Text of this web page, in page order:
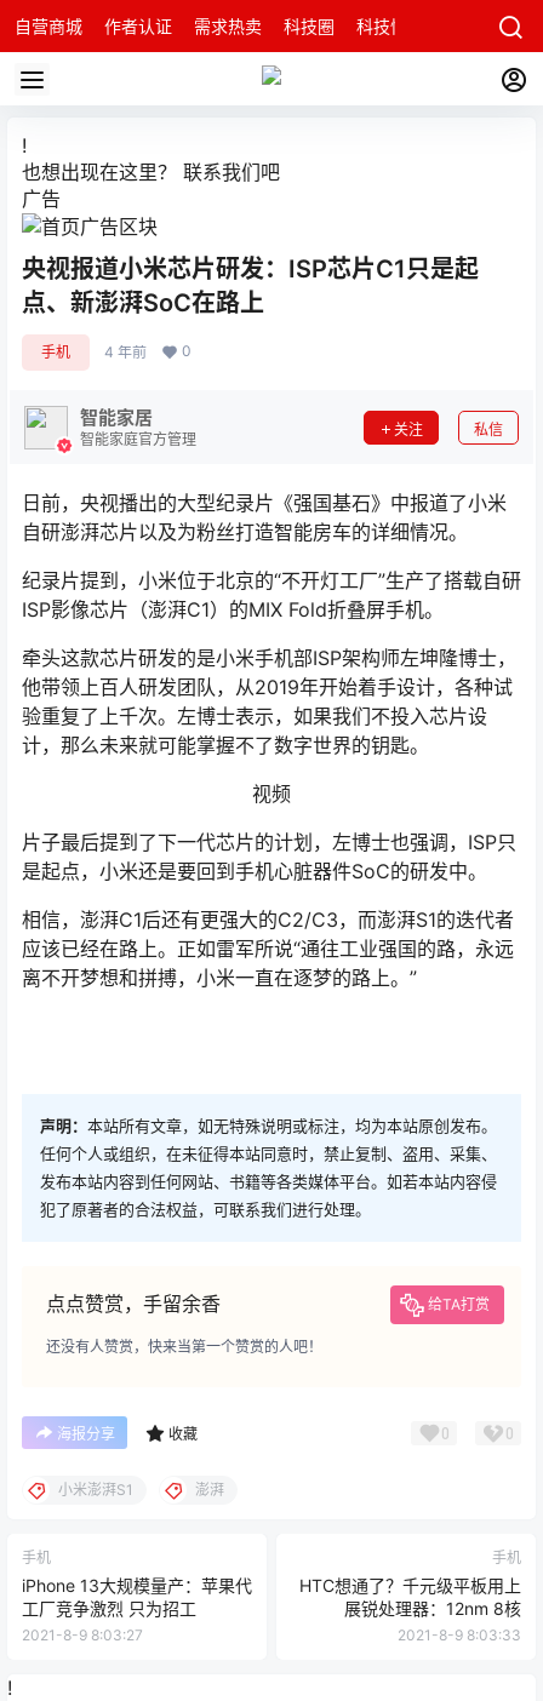
自营商城 作者认证 需求热卖 科技圈 科技快讯 智能科技问
!
也想出现在这里？ 联系我们吧
广告
央视报道小米芯片研发：ISP芯片C1只是起
点、新澎湃SoC在路上
手机 4 年前 0
智能家居
智能家庭官方管理
关注 私信
日前，央视播出的大型纪录片《强国基石》中报道了小米
自研澎湃芯片以及为粉丝打造智能房车的详细情况。
纪录片提到，小米位于北京的“不开灯工厂”生产了搭载自研
ISP影像芯片（澎湃C1）的MIX Fold折叠屏手机。
牵头这款芯片研发的是小米手机部ISP架构师左坤隆博士，
他带领上百人研发团队，从2019年开始着手设计，各种试
验重复了上千次。左博士表示，如果我们不投入芯片设
计，那么未来就可能掌握不了数字世界的钥匙。
视频
片子最后提到了下一代芯片的计划，左博士也强调，ISP只
是起点，小米还是要回到手机心脏器件SoC的研发中。
相信，澎湃C1后还有更强大的C2/C3，而澎湃S1的迭代者
应该已经在路上。正如雷军所说“通往工业强国的路，永远
离不开梦想和拼搏，小米一直在逐梦的路上。”
声明： 本站所有文章，如无特殊说明或标注，均为本站原创发布。
任何个人或组织，在未征得本站同意时，禁止复制、盗用、采集、
发布本站内容到任何网站、书籍等各类媒体平台。如若本站内容侵
犯了原著者的合法权益，可联系我们进行处理。
点点赞赏，手留余香 给TA打赏
还没有人赞赏，快来当第一个赞赏的人吧！
海报分享 收藏 0 0
小米澎湃S1 澎湃
手机
iPhone 13大规模量产：苹果代
工厂竞争激烈 只为招工
2021-8-9 8:03:27
手机
HTC想通了？千元级平板用上
展锐处理器：12nm 8核
2021-8-9 8:03:33
!